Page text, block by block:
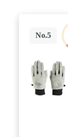
グローブは
であり、
的な温度を
航続時間が
レベルでは
す。(上記
は環境によ
ンサレート
の中層材料
選された原
で、より良
ステル綿と
No.5